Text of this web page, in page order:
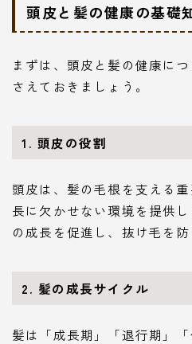
頭皮と髪の健康の基礎
まずは、頭皮と髪の健康に
さえておきましょう。
1. 頭皮の役割
頭皮は、髪の毛根を支える
長に欠かせない環境を提供
の成長を促進し、抜け毛を防
2. 髪の成長サイクル
髪は「成長期」「退行期」